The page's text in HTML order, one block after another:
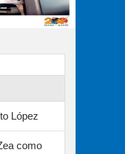
López
como